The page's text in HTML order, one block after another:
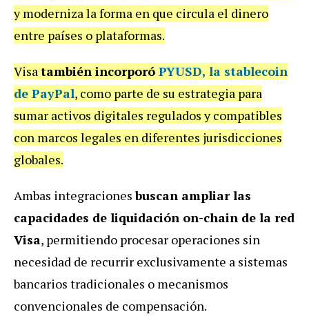
y moderniza la forma en que circula el dinero
entre países o plataformas.
Visatambién incorporó PYUSD, la stablecoin
de PayPal, como parte de su estrategia para
sumar activos digitales regulados y compatibles
con marcos legales en diferentes jurisdicciones
globales.
Ambas integracionesbuscan ampliar las
capacidades de liquidación on-chain de la red
Visa, permitiendo procesar operaciones sin
necesidad de recurrir exclusivamente a sistemas
bancarios tradicionales o mecanismos
convencionales de compensación.